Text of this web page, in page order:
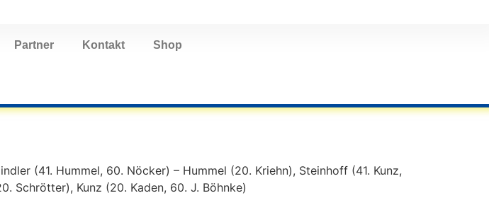
Partner Kontakt Shop
(41. Hummel, 60. Nöcker) – Hummel (20. Kriehn), Steinhoff (41. Kunz,
Schrötter), Kunz (20. Kaden, 60. J. Böhnke)